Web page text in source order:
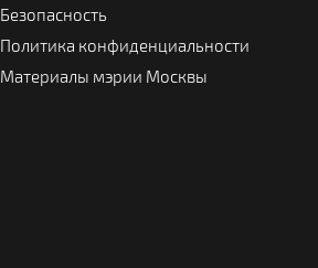
Безопасность
Политика конфиденциальности
Материалы мэрии Москвы